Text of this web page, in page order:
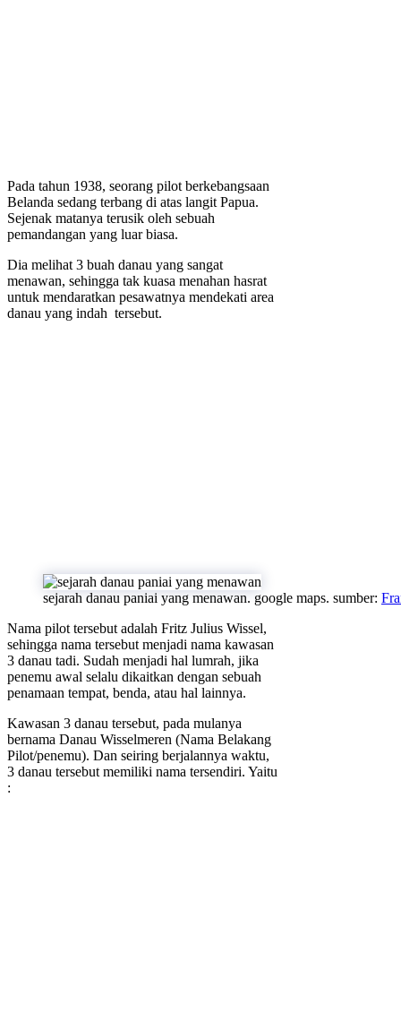
Pada tahun 1938, seorang pilot berkebangsaan
Belanda sedang terbang di atas langit Papua.
Sejenak matanya terusik oleh sebuah
pemandangan yang luar biasa.
Dia melihat 3 buah danau yang sangat
menawan, sehingga tak kuasa menahan hasrat
untuk mendaratkan pesawatnya mendekati area
danau yang indah tersebut.
sejarah danau paniai yang menawan. google maps. sumber:
Nama pilot tersebut adalah Fritz Julius Wissel,
sehingga nama tersebut menjadi nama kawasan
3 danau tadi. Sudah menjadi hal lumrah, jika
penemu awal selalu dikaitkan dengan sebuah
penamaan tempat, benda, atau hal lainnya.
Kawasan 3 danau tersebut, pada mulanya
bernama Danau Wisselmeren (Nama Belakang
Pilot/penemu). Dan seiring berjalannya waktu,
3 danau tersebut memiliki nama tersendiri. Yaitu
: